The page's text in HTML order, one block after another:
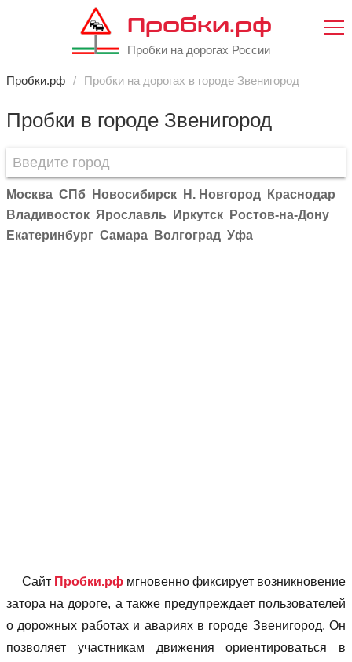
Пробки.рф
Пробки на дорогах России
Пробки.рф Пробки на дорогах в городе Звенигород
Пробки в городе Звенигород
Москва СПб Новосибирск Н. Новгород
Краснодар
Владивосток Ярославль Иркутск
Ростов-на-Дону
Екатеринбург Самара Волгоград Уфа
Сайт Пробки.рф мгновенно фиксирует возникновение
затора на дороге, а также предупреждает пользователей
о дорожных работах и авариях в городе Звенигород. Он
позволяет учаcтникам движения ориентироваться в